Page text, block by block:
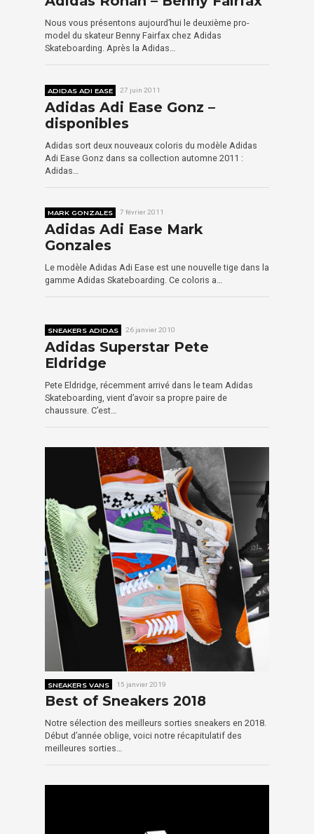
Nous vous présentons aujourd’hui le deuxième pro-
model du skateur Benny Fairfax chez Adidas
Skateboarding. Après la Adidas…
ADIDAS ADI EASE 27 juin 2011
Adidas Adi Ease Gonz –
disponibles
Adidas sort deux nouveaux coloris du modèle Adidas
Adi Ease Gonz dans sa collection automne 2011 :
Adidas…
MARK GONZALES 7 février 2011
Adidas Adi Ease Mark
Gonzales
Le modèle Adidas Adi Ease est une nouvelle tige dans la
gamme Adidas Skateboarding. Ce coloris a…
SNEAKERS ADIDAS 26 janvier 2010
Adidas Superstar Pete
Eldridge
Pete Eldridge, récemment arrivé dans le team Adidas
Skateboarding, vient d’avoir sa propre paire de
chaussure. C’est…
SNEAKERS VANS 15 janvier 2019
Best of Sneakers 2018
Notre sélection des meilleurs sorties sneakers en 2018.
Début d’année oblige, voici notre récapitulatif des
meilleures sorties…